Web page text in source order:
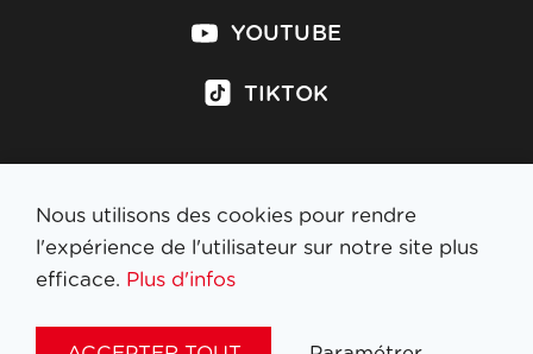
YOUTUBE
TIKTOK
S'inscrire à la newsletter
Nous utilisons des cookies pour rendre
l'expérience de l'utilisateur sur notre site plus
efficace. Plus d'infos